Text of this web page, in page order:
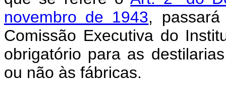
novembro de 1943,
Comissão Executiva do
obrigatório para as
ou não às fábricas.